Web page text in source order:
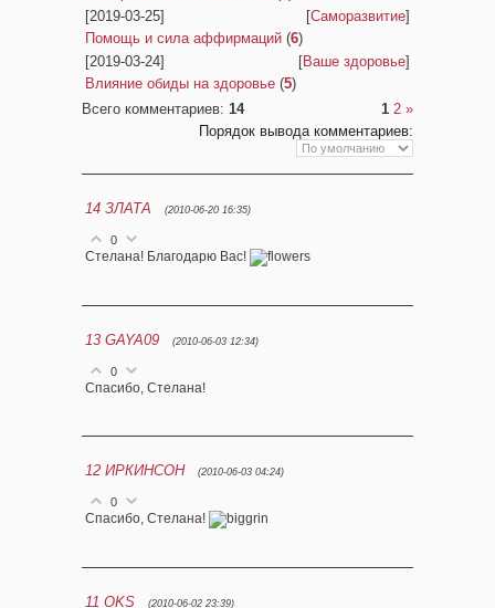
[2019-03-25]
[Саморазвитие]
Помощь и сила аффирмаций (6)
[2019-03-24]
[Ваше здоровье]
Влияние обиды на здоровье (5)
Всего комментариев: 14 1 2 »
Порядок вывода комментариев:
14 ЗЛАТА (2010-06-20 16:35)
0
Стелана! Благодарю Вас!
13 GAYA09 (2010-06-03 12:34)
0
Спасибо, Стелана!
12 ИРКИНСОН (2010-06-03 04:24)
0
Спасибо, Стелана!
11 OKS (2010-06-02 23:39)